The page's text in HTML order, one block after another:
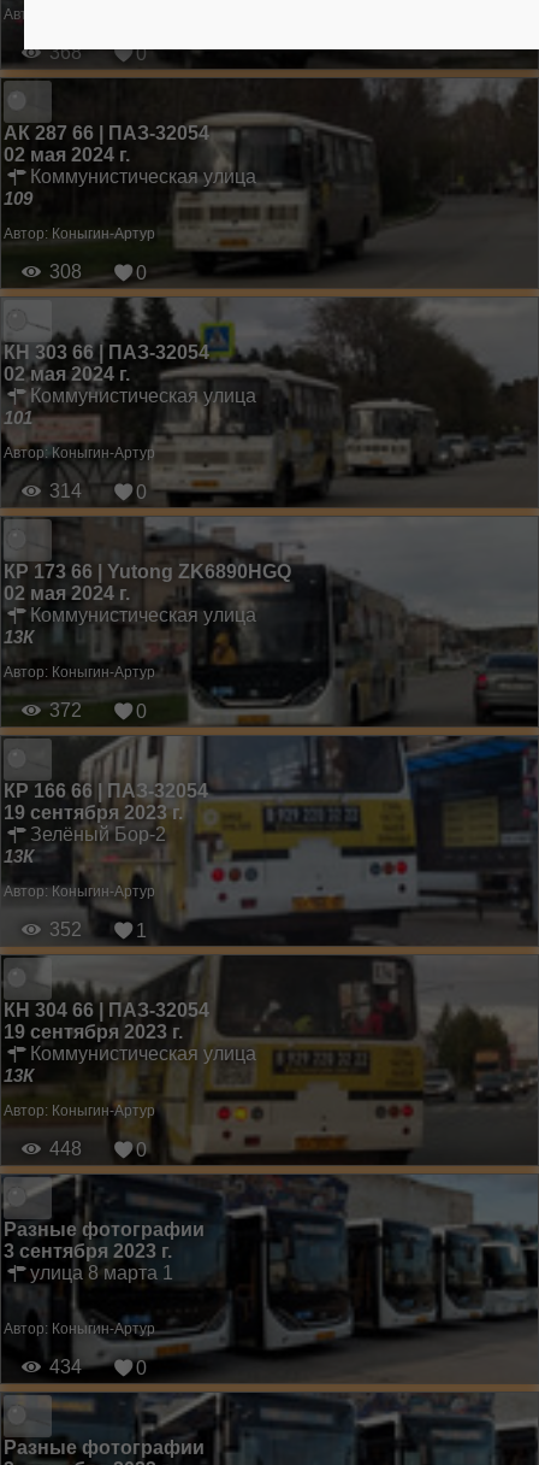
Автор:
368 0
АК 287 66 | ПАЗ-32054
02 мая 2024 г.
Коммунистическая улица
109
Автор: Коныгин-Артур
308 0
КН 303 66 | ПАЗ-32054
02 мая 2024 г.
Коммунистическая улица
101
Автор:Коныгин-Артур
314 0
КР 173 66 | Yutong ZK6890HGQ
02 мая 2024 г.
Коммунистическая улица
13К
Автор: Коныгин-Артур
372 0
КР 166 66 | ПАЗ-32054
19 сентября 2023 г.
Зелёный Бор-2
13К
Автор: Коныгин-Артур
352 1
КН 304 66 | ПАЗ-32054
19 сентября 2023 г.
Коммунистическая улица
13К
Автор: Коныгин-Артур
448 0
Разные фотографии
3 сентября 2023 г.
улица 8 марта 1
Автор: Коныгин-Артур
434 0
Разные фотографии